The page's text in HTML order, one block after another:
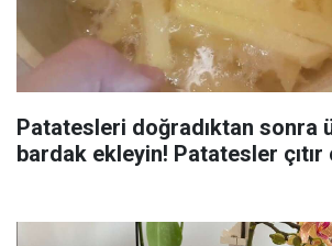
Patatesleri doğradıktan sonra
bardak ekleyin! Patatesler çıtır